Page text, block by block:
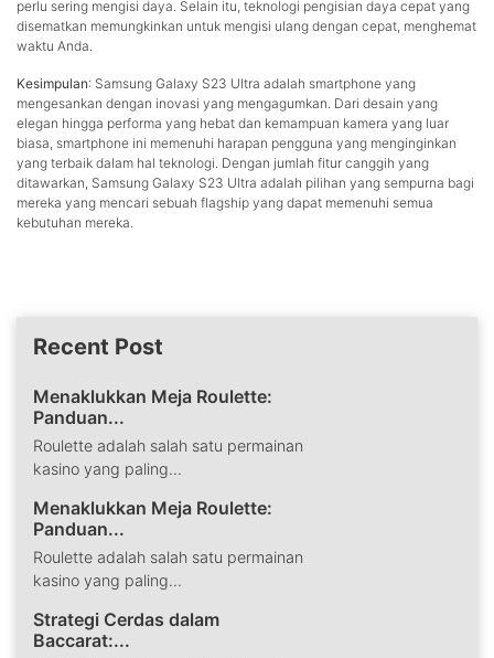
perlu sering mengisi daya. Selain itu, teknologi pengisian daya cepat yang
disematkan memungkinkan untuk mengisi ulang dengan cepat, menghemat
waktu Anda.
Kesimpulan: Samsung Galaxy S23 Ultra adalah smartphone yang
mengesankan dengan inovasi yang mengagumkan. Dari desain yang
elegan hingga performa yang hebat dan kemampuan kamera yang luar
biasa, smartphone ini memenuhi harapan pengguna yang menginginkan
yang terbaik dalam hal teknologi. Dengan jumlah fitur canggih yang
ditawarkan, Samsung Galaxy S23 Ultra adalah pilihan yang sempurna bagi
mereka yang mencari sebuah flagship yang dapat memenuhi semua
kebutuhan mereka.
Recent Post
Menaklukkan Meja Roulette:
Panduan...
Roulette adalah salah satu permainan
kasino yang paling...
Menaklukkan Meja Roulette:
Panduan...
Roulette adalah salah satu permainan
kasino yang paling...
Strategi Cerdas dalam
Baccarat:...